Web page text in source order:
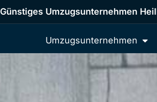
Günstiges Umzugsunternehmen
Umzugsunternehmen